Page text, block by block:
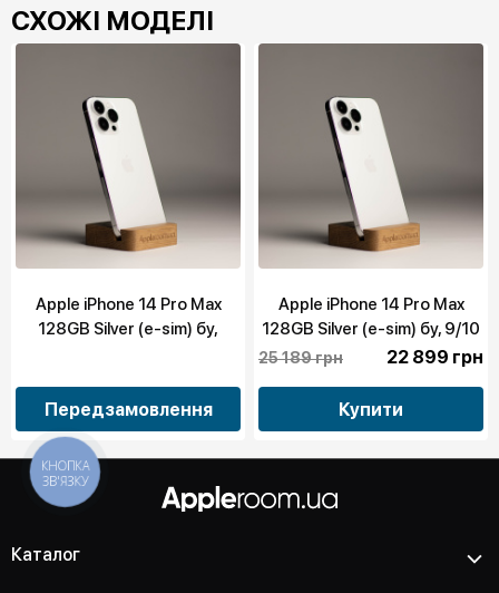
СХОЖІ МОДЕЛІ
Apple iPhone 14 Pro Max
128GB Silver (e-sim) бу,
Передзамовлення
Apple iPhone 14 Pro Max
128GB Silver (e-sim) бу, 9/10
25 189 грн 22 899 грн
Купити
Каталог
КНОПКА
ЗВ'ЯЗКУ